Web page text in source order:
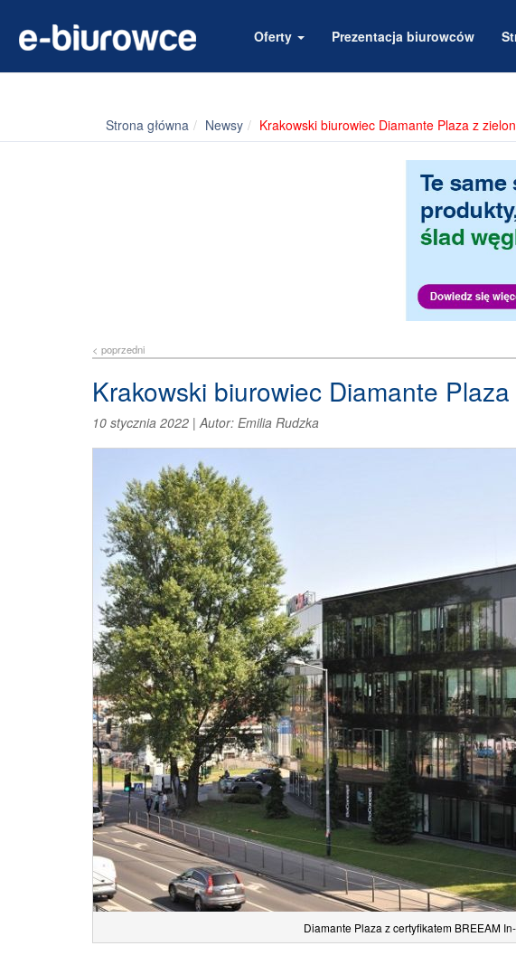
Oferty Prezentacja biurowców
Strona główna Newsy Krakowski biurowiec Diamante Plaza z
< poprzedni
Krakowski biurowiec Diamante
10 stycznia 2022 |Autor: Emilia Rudzka
Diamante Plaza z certyfikatem BREEAM